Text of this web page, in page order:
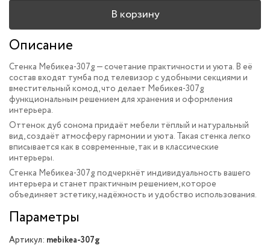
В корзину
Описание
Стенка Мебикеа-307g — сочетание практичности и уюта. В её
состав входят тумба под телевизор с удобными секциями и
вместительный комод, что делает Мебикея-307g
функциональным решением для хранения и оформления
интерьера.
Оттенок дуб сонома придаёт мебели тёплый и натуральный
вид, создаёт атмосферу гармонии и уюта. Такая стенка легко
вписывается как в современные, так и в классические
интерьеры.
Стенка Мебикеа-307g подчеркнёт индивидуальность вашего
интерьера и станет практичным решением, которое
объединяет эстетику, надёжность и удобство использования.
Параметры
Артикул: mebikea-307g